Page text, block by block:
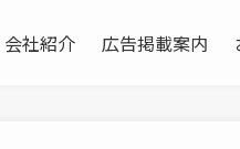
会社紹介 広告掲載案内